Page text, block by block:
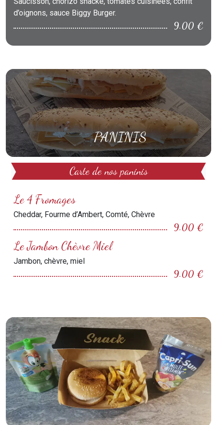
d’oignons, sauce Biggy Burger.
9.00 €
PANINIS
Carte de nos paninis
Le 4 Fromages
Cheddar, Fourme d’Ambert, Comté, Chèvre
9.00 €
Le Jambon Chèvre Miel
Jambon, chèvre, miel
9.00 €